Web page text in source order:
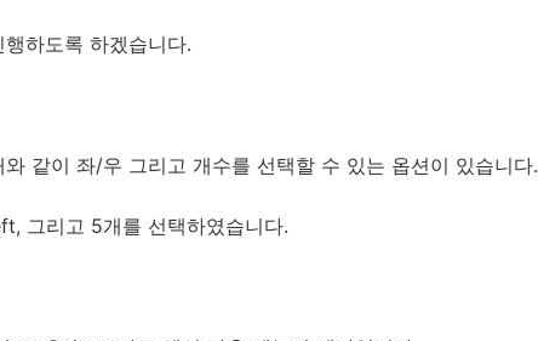
하도록 하겠습니다.
같이 좌/우 그리고 개수를 선택할 수 있는 옵션이 있습니다.
그리고 5개를 선택하였습니다.